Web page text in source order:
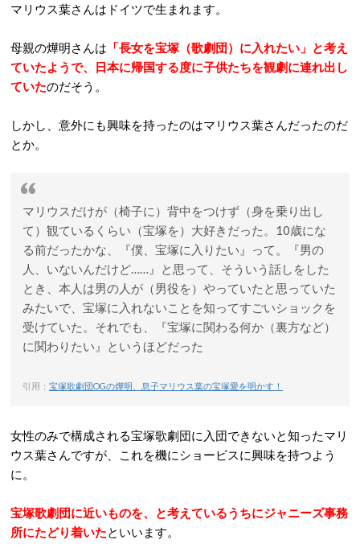
マリウス葉さんはドイツで生まれます。
母親の燁明さんは 「長女を宝塚（歌劇団）に入れたい」と考え
ていたようで、日本に帰国する度に子供たちを観劇に連れ出し
ていたのだそう。
しかし、意外にも興味を持ったのはマリウス葉さんだったのだ
とか。
マリウスだけが（椅子に）背中をつけず（身を乗り出し
て）観ているくらい（宝塚を）大好きだった。10歳にな
る前だったかな、『僕、宝塚に入りたい』って。『男の
人、いないんだけど……』と思って、そういう話しをした
とき、本人は男の人が（男役を）やっていたと思っていた
みたいで、宝塚に入れないことを知ってすごいショックを
受けていた。それでも、『宝塚に関わる何か（裏方など）
に関わりたい』というほどだった
引用： 宝塚歌劇団OGの燁明、息子マリウス葉の宝塚愛を明かす！
女性のみで構成される宝塚歌劇団に入団できないと知ったマリ
ウス葉さんですが、これを機にショービスに興味を持つよう
に。
宝塚歌劇団に近いものを、と考えているうちにジャニーズ事務
所にたどり着いたといいます。